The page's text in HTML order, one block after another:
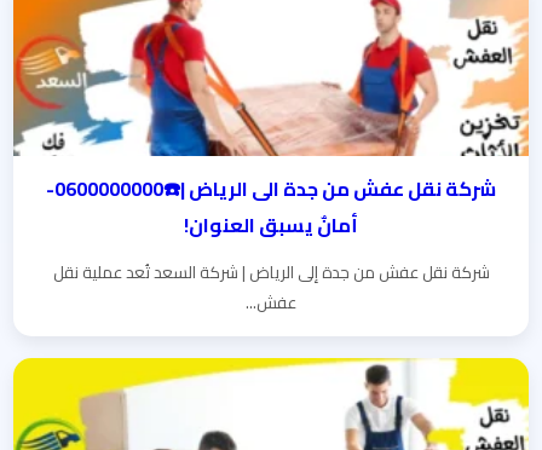
شركة نقل عفش من جدة الى الرياض |☎️0600000000-
أمانٌ يسبق العنوان!
شركة نقل عفش من جدة إلى الرياض | شركة السعد تُعد عملية نقل
عفش...